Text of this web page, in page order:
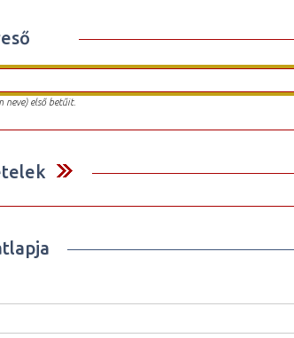
neve) első betűit.